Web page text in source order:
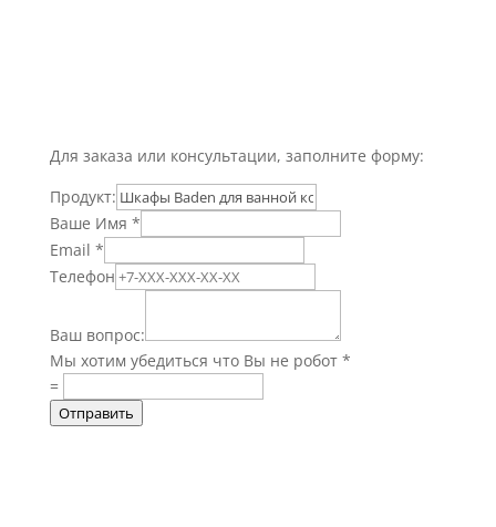
Для заказа или консультации, заполните форму:
Продукт:
Ваше Имя *
Email *
Телефон
Ваш вопрос:
Мы хотим убедиться что Вы не робот *
=
Отправить